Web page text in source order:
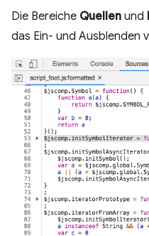
Die Bereiche Quellen und
das Ein- und Ausblenden